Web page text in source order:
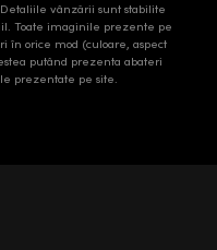
vânzării sunt stabilite
Toate imaginile prezente pe
în orice mod (culoare, aspect
putând prezenta abateri
prezentate pe site.